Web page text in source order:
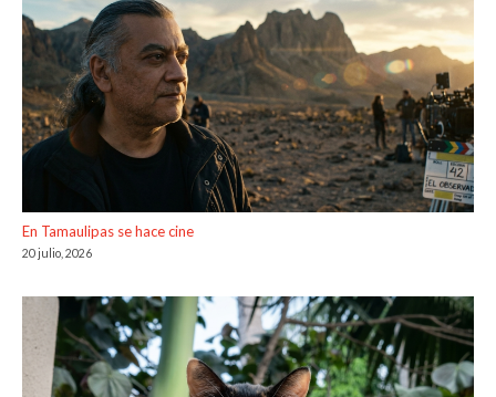
En Tamaulipas se hace cine
20 julio, 2026